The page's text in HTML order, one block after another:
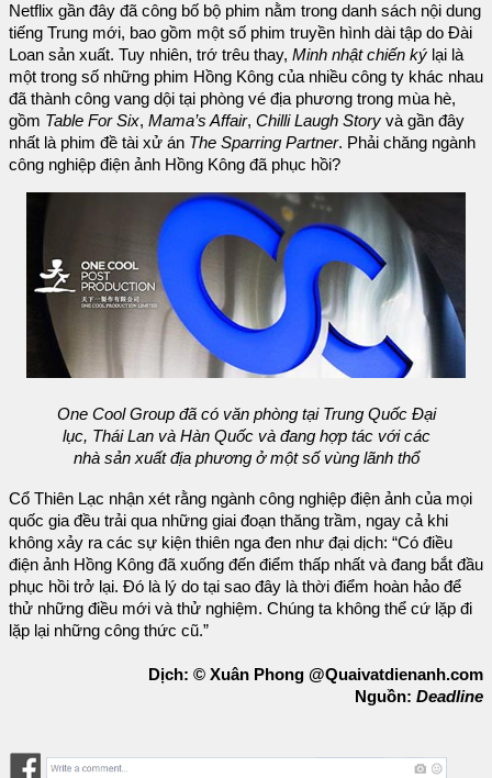
Netflix gần đây đã công bố bộ phim nằm trong danh sách nội dung
tiếng Trung mới, bao gồm một số phim truyền hình dài tập do Đài
Loan sản xuất. Tuy nhiên, trớ trêu thay, Minh nhật chiến ký lại là
một trong số những phim Hồng Kông của nhiều công ty khác nhau
đã thành công vang dội tại phòng vé địa phương trong mùa hè,
gồm Table For Six, Mama’s Affair, Chilli Laugh Story và gần đây
nhất là phim đề tài xử án The Sparring Partner. Phải chăng ngành
công nghiệp điện ảnh Hồng Kông đã phục hồi?
One Cool Group đã có văn phòng tại Trung Quốc Đại
lục, Thái Lan và Hàn Quốc và đang hợp tác với các
nhà sản xuất địa phương ở một số vùng lãnh thổ
Cổ Thiên Lạc nhận xét rằng ngành công nghiệp điện ảnh của mọi
quốc gia đều trải qua những giai đoạn thăng trầm, ngay cả khi
không xảy ra các sự kiện thiên nga đen như đại dịch: “Có điều
điện ảnh Hồng Kông đã xuống đến điểm thấp nhất và đang bắt đầu
phục hồi trở lại. Đó là lý do tại sao đây là thời điểm hoàn hảo để
thử những điều mới và thử nghiệm. Chúng ta không thể cứ lặp đi
lặp lại những công thức cũ.”
Dịch: © Xuân Phong @Quaivatdienanh.com
Nguồn: Deadline